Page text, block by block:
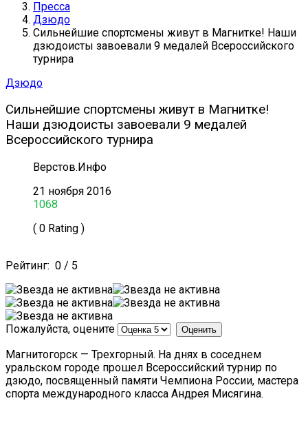
Пресса
Дзюдо
Сильнейшие спортсмены живут в Магнитке! Наши
дзюдоисты завоевали 9 медалей Всероссийского
турнира
Дзюдо
Сильнейшие спортсмены живут в Магнитке!
Наши дзюдоисты завоевали 9 медалей
Всероссийского турнира
Верстов.Инфо
21 ноября 2016
1068
( 0 Rating )
Рейтинг: 0 / 5
Пожалуйста, оцените
Магнитогорск — Трехгорный. На днях в соседнем
уральском городе прошел Всероссийский турнир по
дзюдо, посвященный памяти Чемпиона России, мастера
спорта международного класса Андрея Мисягина.